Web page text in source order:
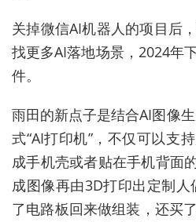
关掉微信AI机器人的项目后
找更多AI落地场景，2024年
件。
雨田的新点子是结合AI图像
式“AI打印机”，不仅可以支
成手机壳或者贴在手机背面
成图像再由3D打印出定制人
了电路板回来做组装，还买